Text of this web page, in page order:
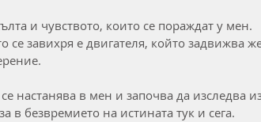
и чувството, които се пораждат у мен.
се завихря е двигателя, който задвижва
настанява в мен и започва да изследва
в безвремието на истината тук и сега.